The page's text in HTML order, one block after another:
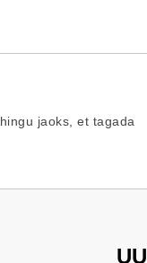
jaoks, et tagada